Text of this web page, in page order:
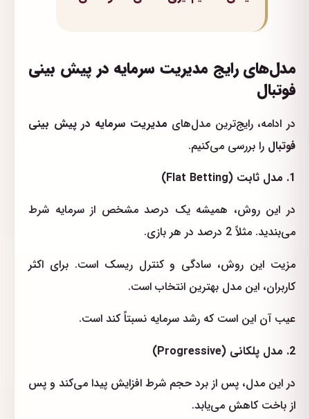
مدل‌های رایج مدیریت سرمایه در پیش بینی
فوتبال
در ادامه، رایج‌ترین مدل‌های مدیریت سرمایه در پیش بینی
فوتبال را بررسی می‌کنیم.
1. مدل ثابت (Flat Betting)
در این روش، همیشه یک درصد مشخص از سرمایه شرط
می‌بندید. مثلاً 2 درصد در هر بازی.
مزیت این روش، سادگی و کنترل ریسک است. برای اکثر
کاربران، این مدل بهترین انتخاب است.
عیب آن این است که رشد سرمایه نسبتاً کند است.
2. مدل پلکانی (Progressive)
در این مدل، پس از برد حجم شرط افزایش پیدا می‌کند و پس
از باخت کاهش می‌یابد.